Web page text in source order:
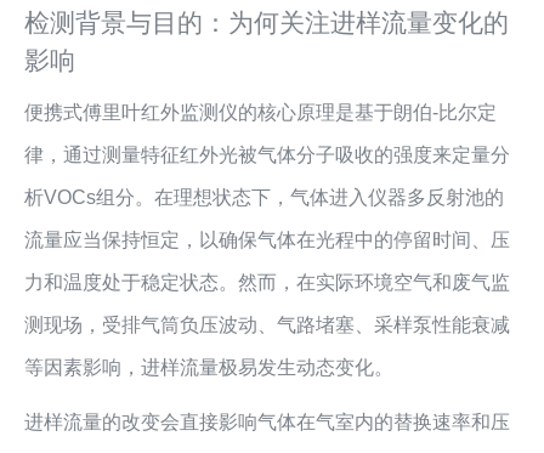
检测背景与目的：为何关注进样流量变化的
影响
便携式傅里叶红外监测仪的核心原理是基于朗伯-比尔定
律，通过测量特征红外光被气体分子吸收的强度来定量分
析VOCs组分。在理想状态下，气体进入仪器多反射池的
流量应当保持恒定，以确保气体在光程中的停留时间、压
力和温度处于稳定状态。然而，在实际环境空气和废气监
测现场，受排气筒负压波动、气路堵塞、采样泵性能衰减
等因素影响，进样流量极易发生动态变化。
进样流量的改变会直接影响气体在气室内的替换速率和压